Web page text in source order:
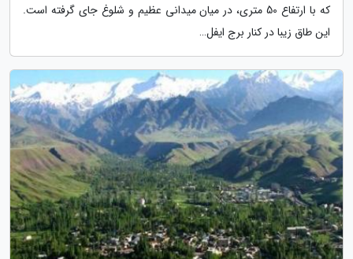
که با ارتفاع 50 متری، در میان میدانی عظیم و شلوغ جای گرفته است.
این طاق زیبا در کنار برج ایفل…